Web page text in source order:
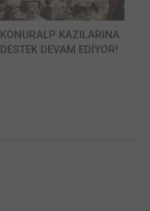
KONURALP KAZILARINA
DESTEK DEVAM EDİYOR!